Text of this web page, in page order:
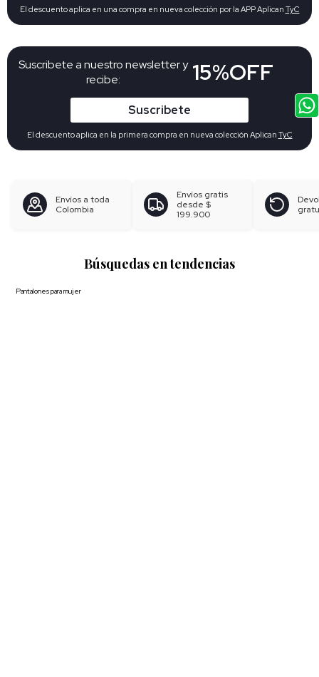
Suscribete a nuestro newsletter y
recibe:
15%OFF
Suscribete
El descuento aplica en la primera compra en nueva colección Aplican TyC
El descuento aplica en una compra en nueva colección por la APP Aplican TyC
Envíos a toda
Colombia
Envíos gratis
desde $
199.900
Búsquedas en tendencias
Pantalones para mujer